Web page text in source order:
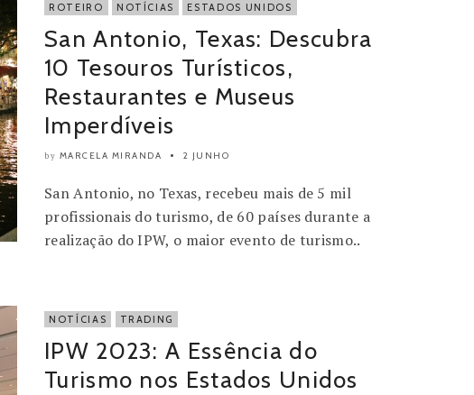
ROTEIRO NOTÍCIAS ESTADOS UNIDOS
San Antonio, Texas: Descubra
10 Tesouros Turísticos,
Restaurantes e Museus
Imperdíveis
by MARCELA MIRANDA 2 JUNHO
San Antonio, no Texas, recebeu mais de 5 mil
profissionais do turismo, de 60 países durante a
realização do IPW, o maior evento de turismo..
NOTÍCIAS TRADING
IPW 2023: A Essência do
Turismo nos Estados Unidos